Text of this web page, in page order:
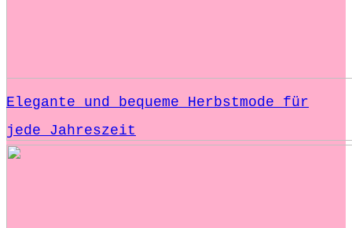
Elegante und bequeme Herbstmode für
jede Jahreszeit